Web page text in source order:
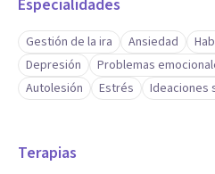
Especialidades
Gestión de la ira Ansiedad
Depresión
Problemas
Autolesión
Estrés Ideaciones
Terapias